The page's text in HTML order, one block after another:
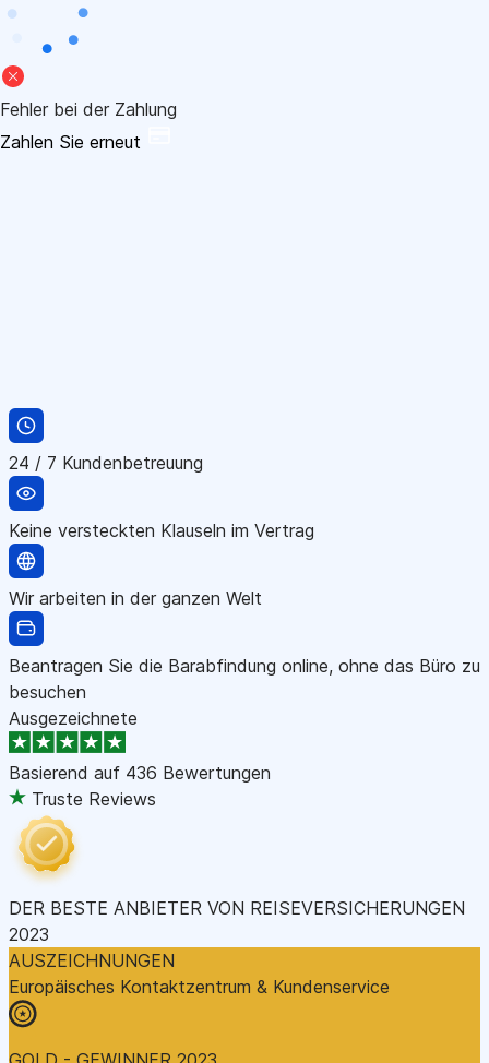
Fehler bei der Zahlung
Zahlen Sie erneut
24 / 7 Kundenbetreuung
Keine versteckten Klauseln im Vertrag
Wir arbeiten in der ganzen Welt
Beantragen Sie die Barabfindung online, ohne das Büro zu
besuchen
Ausgezeichnete
Basierend auf 436 Bewertungen
Truste Reviews
DER BESTE ANBIETER VON REISEVERSICHERUNGEN
2023
AUSZEICHNUNGEN
Europäisches Kontaktzentrum & Kundenservice